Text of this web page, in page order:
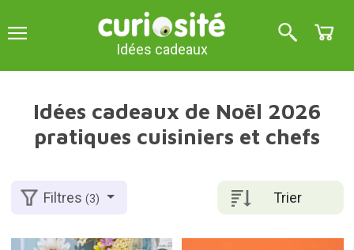
Idées cadeaux
Idées cadeaux de Noël 2026
pratiques cuisiniers et chefs
Trier
Filtres(3)